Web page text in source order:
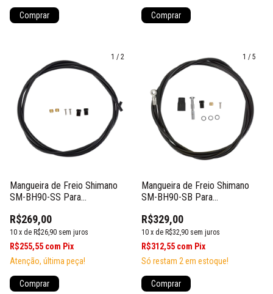
1 / 2
Mangueira de Freio Shimano
SM-BH90-SS Para
R$269,00
10 x de R$26,90 sem juros
R$255,55 com Pix
Atenção, última peça!
Comprar
1 / 5
Mangueira de Freio Shimano
SM-BH90-SB Para
R$329,00
10 x de R$32,90 sem juros
R$312,55 com Pix
Só restam 2 em estoque!
Comprar